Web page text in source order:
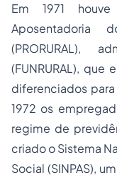
Em 1971
Aposentadoria
(PRORURAL),
(FUNRURAL),
diferenciados
1972 os
regime de
criado o Sistema
Social (SINPAS),